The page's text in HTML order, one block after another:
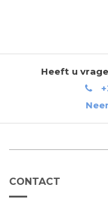
Heeft u
CONTACT